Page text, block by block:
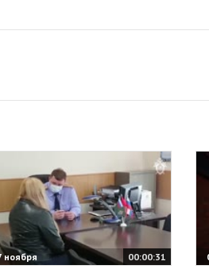
00:00:31
ноября